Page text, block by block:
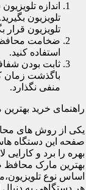
اندازه
تلویزیون
تلویزیون قرار
ضخامت محافظ
استفاده کنید.
ثابت بودن
باگذشت زمان
منفی نگذارد.
راهنمای خرید
یکی از روش های
صفحه این دستگاه
بهره را برد و کارایی
بهترین مارک محافظ
اساس نوع